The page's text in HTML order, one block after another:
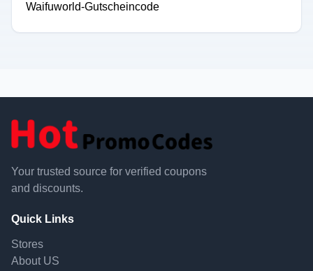
Waifuworld-Gutscheincode
Your trusted source for verified coupons
and discounts.
Quick Links
Stores
About US